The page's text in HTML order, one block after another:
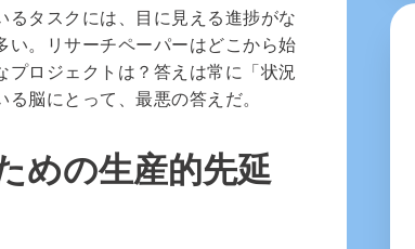
タスクには、目に見える進捗がな
。リサーチペーパーはどこから始
ロジェクトは？答えは常に「状況
脳にとって、最悪の答えだ。
めの生産的先延